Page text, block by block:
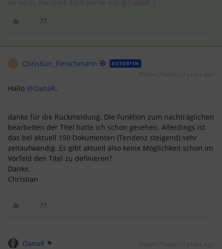
Christian_Fleischmann AUTOR*IN
Forum|Forum|3 years ago
Hallo @OanaR,
danke für die Rückmeldung. Die Funktion zum nachträglichen
bearbeiten der Titel hatte ich schon gesehen. Allerdings ist
das bei aktuell 150 Dokumenten (Tendenz steigend) sehr
zeitaufwändig. Es gibt aktuell also keine Möglichkeit schon im
Vorfeld den Titel zu definieren?
Danke.
Christian
OanaR Forum|Forum|3 years ago